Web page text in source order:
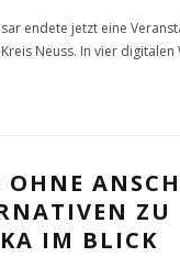
endete jetzt eine
Neuss. In vier
ZU
IM BLICK